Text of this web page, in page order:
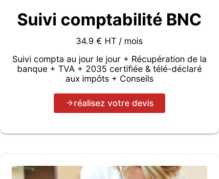
Suivi comptabilité BNC
34.9 € HT / mois
Suivi compta au jour le jour + Récupération de la
banque + TVA + 2035 certifiée & télé-déclaré
aux impôts + Conseils
réalisez votre devis